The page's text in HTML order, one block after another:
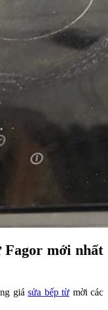
Fagor mới nhất
giásửa bếp từ mời các